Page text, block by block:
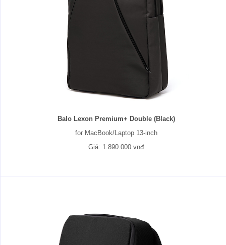
Balo Lexon Premium+ Double (Black)
for MacBook/Laptop 13-inch
Giá: 1.890.000 vnđ